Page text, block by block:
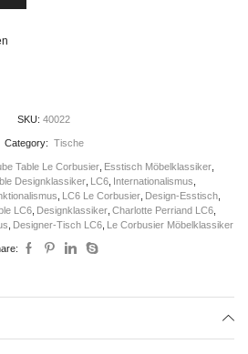
SKU: 40022
Category: Tische
Table Le Corbusier, Esstisch Möbelklassiker,
Designklassiker, LC6, Internationalismus
LC6 Le Corbusier Design-Esstisch
LC6, Designklassiker, Charlotte Perriand LC6,
Designer-Tisch LC6 Le Corbusier Möbelklassiker